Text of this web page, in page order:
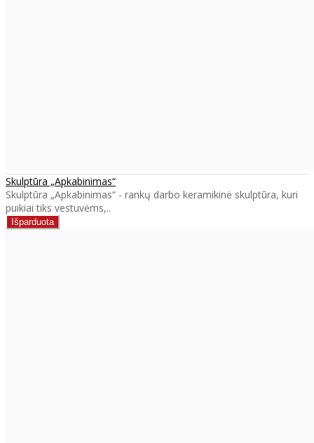
Skulptūra „Apkabinimas“
Skulptūra „Apkabinimas“ - rankų darbo keramikinė skulptūra, kuri
puikiai tiks vestuvėms,..